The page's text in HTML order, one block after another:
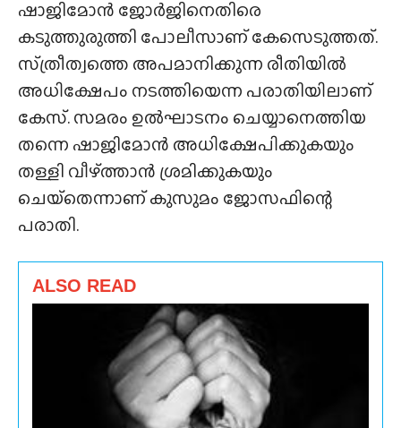
ഷാജിമോൻ ജോർജിനെതിരെ
കടുത്തുരുത്തി പോലീസാണ് കേസെടുത്തത്.
സ്‌ത്രീത്വത്തെ അപമാനിക്കുന്ന രീതിയിൽ
അധിക്ഷേപം നടത്തിയെന്ന പരാതിയിലാണ്
കേസ്. സമരം ഉൽഘാടനം ചെയ്യാനെത്തിയ
തന്നെ ഷാജിമോൻ അധിക്ഷേപിക്കുകയും
തള്ളി വീഴ്‌ത്താൻ ശ്രമിക്കുകയും
ചെയ്‌തെന്നാണ് കുസുമം ജോസഫിന്റെ
പരാതി.
ALSO READ